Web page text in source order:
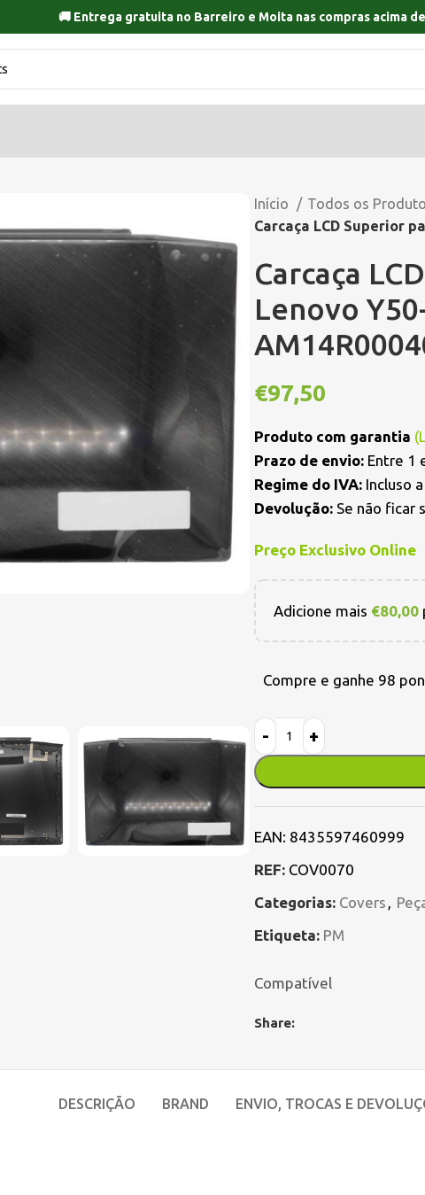
🚚 Entrega gratuita no Barreiro e Moita nas compras acima
Início Todos os
Carcaça LCD Superior
Carcaça
Lenovo
€97,50
Produto com garantia (
Prazo de envio: Entre 1
Regime do IVA: Incluso
Devolução: Se não ficar
Preço Exclusivo Online
Adicione mais €80,00
Compre e ganhe 98
EAN: 8435597460999
REF: COV0070
Categorias: Covers ,
Etiqueta: PM
Compatível
Share:
DESCRIÇÃO BRAND ENVIO, TROCAS E